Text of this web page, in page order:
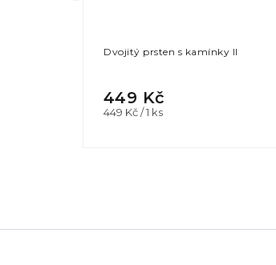
Dvojitý prsten s kamínky II
449 Kč
Měrná
449 Kč / 1 ks